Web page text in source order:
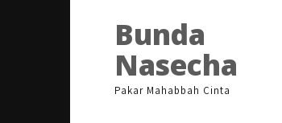
Bunda
Nasecha
Pakar Mahabbah Cinta